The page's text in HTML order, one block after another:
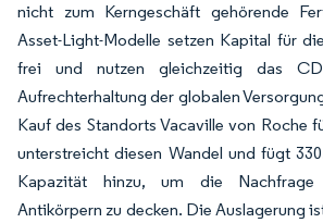
nicht zum Kerngeschäft gehörende
Asset-Light-Modelle setzen Kapital für
frei und nutzen gleichzeitig das
Aufrechterhaltung der globalen
Kauf des Standorts Vacaville von Roche
unterstreicht diesen Wandel und fügt
Kapazität hinzu, um die Nachfrage
Antikörpern zu decken. Die Auslagerung